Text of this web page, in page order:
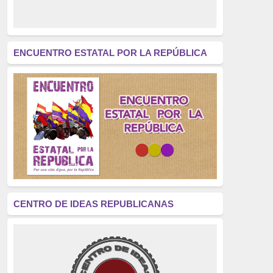
América Latina
(305)
Exhumación
(304)
Golpe de Estado
(304)
Brigadas Internacionales
(303)
pensamiento
(294)
Revisionismo
(289)
La Transición
(275)
educación pública
(270)
ENCUENTRO ESTATAL POR LA REPÚBLICA
CENTRO DE IDEAS REPUBLICANAS